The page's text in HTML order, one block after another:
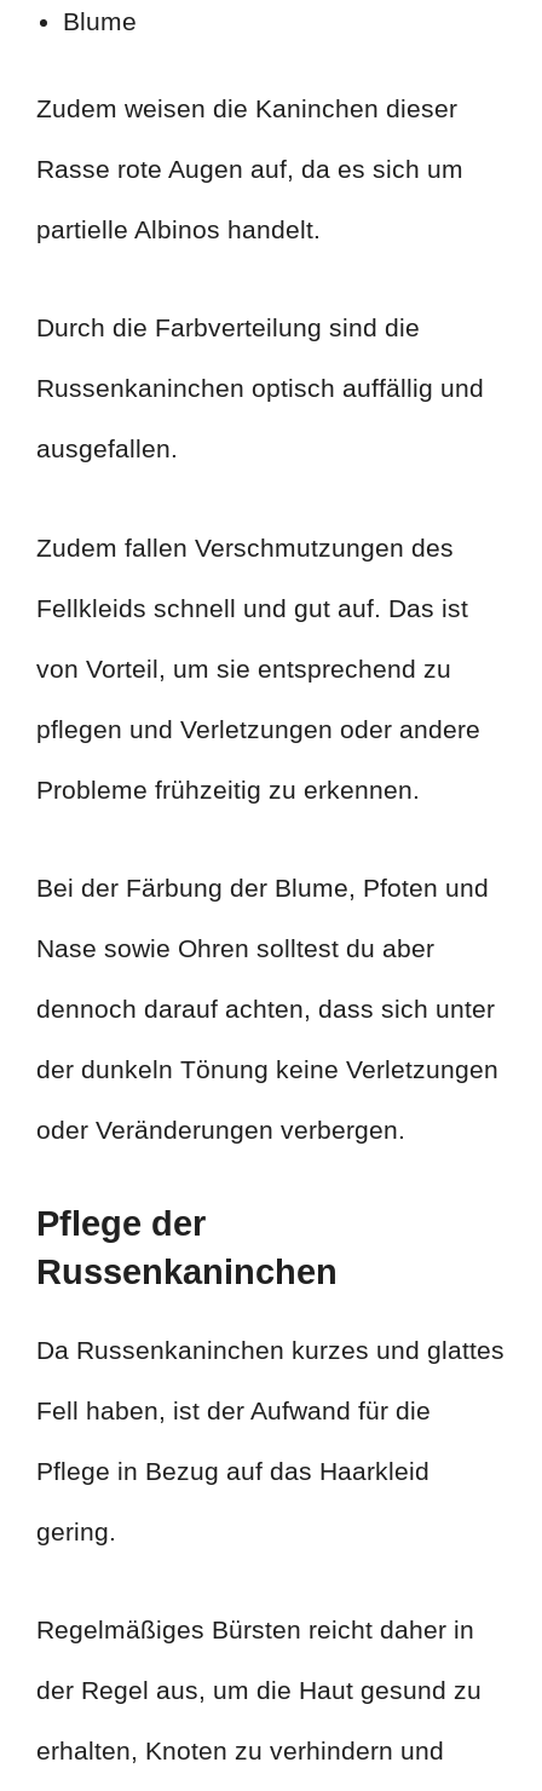
Blume
Zudem weisen die Kaninchen dieser
Rasse rote Augen auf, da es sich um
partielle Albinos handelt.
Durch die Farbverteilung sind die
Russenkaninchen optisch auffällig und
ausgefallen.
Zudem fallen Verschmutzungen des
Fellkleids schnell und gut auf. Das ist
von Vorteil, um sie entsprechend zu
pflegen und Verletzungen oder andere
Probleme frühzeitig zu erkennen.
Bei der Färbung der Blume, Pfoten und
Nase sowie Ohren solltest du aber
dennoch darauf achten, dass sich unter
der dunkeln Tönung keine Verletzungen
oder Veränderungen verbergen.
Pflege der
Russenkaninchen
Da Russenkaninchen kurzes und glattes
Fell haben, ist der Aufwand für die
Pflege in Bezug auf das Haarkleid
gering.
Regelmäßiges Bürsten reicht daher in
der Regel aus, um die Haut gesund zu
erhalten, Knoten zu verhindern und